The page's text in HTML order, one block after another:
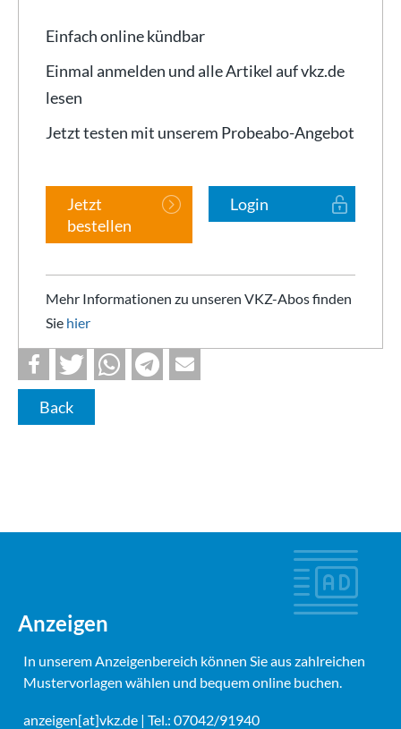
Einfach online kündbar
Einmal anmelden und alle Artikel auf vkz.de
lesen
Jetzt testen mit unserem Probeabo-Angebot
Jetzt
bestellen
Login
Mehr Informationen zu unseren VKZ-Abos finden
Sie hier
Back
Anzeigen
In unserem Anzeigenbereich können Sie aus zahlreichen
Mustervorlagen wählen und bequem online buchen.
anzeigen[at]vkz.de | Tel.: 07042/91940